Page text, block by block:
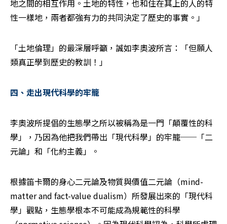
地之間的相互作用。土地的特性，也和住在其上的人的特
性一樣地，兩者都強有力的共同決定了歷史的事實。」
「土地倫理」的最深層呼籲，誠如李奧波所言：「但願人
類真正學到歷史的教訓！」
四、走出現代科學的牢籠
李奧波所提倡的生態學之所以被稱為是一門「顛覆性的科
學」，乃因為他把我們帶出「現代科學」的牢籠──「二
元論」和「化約主義」。
根據笛卡爾的身心二元論及物質與價值二元論（mind-
matter and fact-value dualism）所發展出來的「現代科
學」觀點，生態學根本不可能成為規範性的科學